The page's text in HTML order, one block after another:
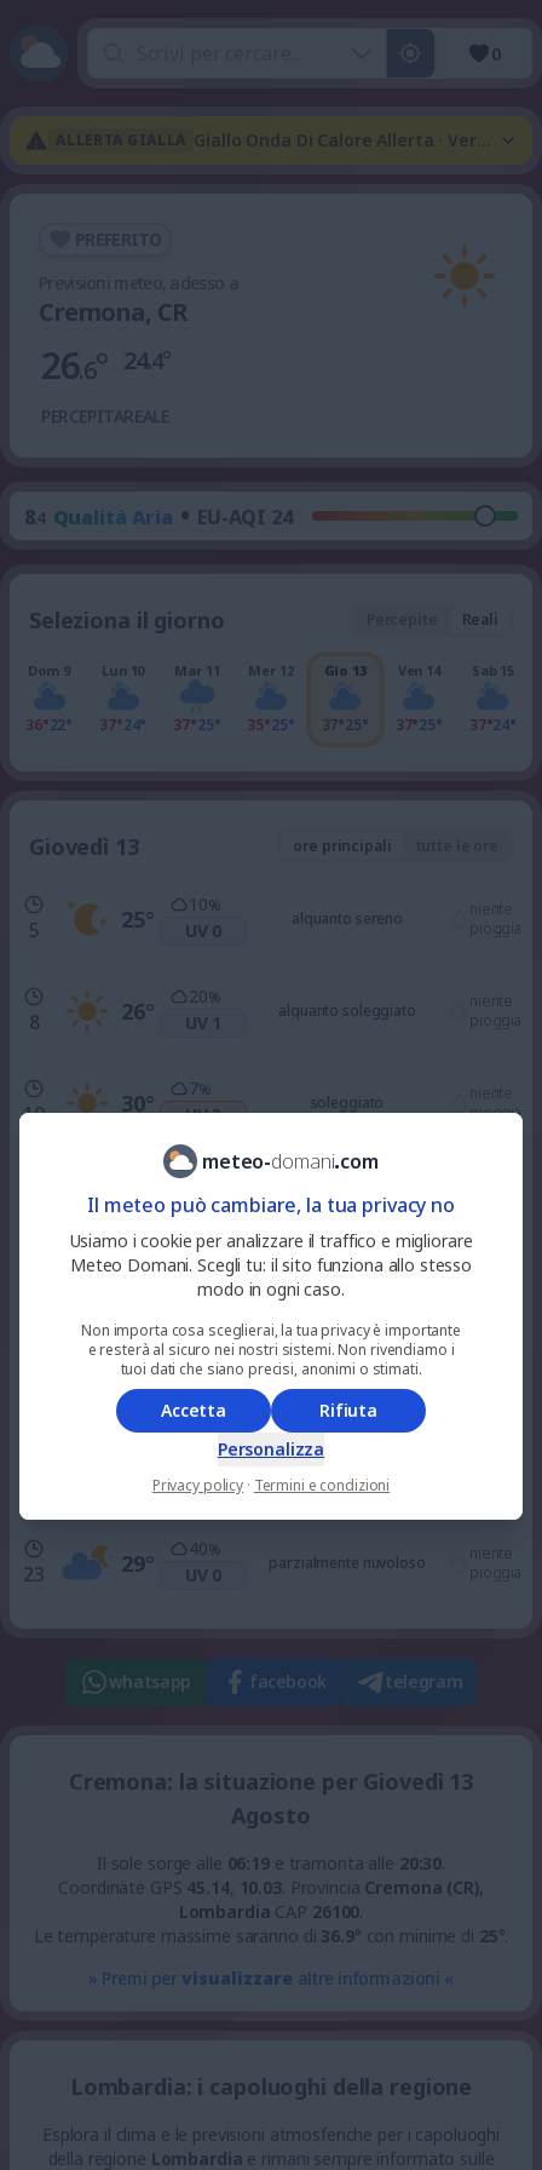
0
Giallo Onda Di Calore Allerta · Verde
Cremona, CR
26.6°
PERCEPITA
24.4°
REALE
8.4 Qualità Aria • EU-AQI 24
Seleziona il giorno Reali
Dom 9
36°22°
Lun 10
37°24°
Mar 11
37°25°
Mer 12
35°25°
Gio 13
37°25°
Ven 14
37°25°
Sab 15
37°24°
Giovedì 13 ore principali
5 25°
10%
UV 0
alquanto sereno
niente
pioggia
8 26°
20%
UV 1
alquanto soleggiato
niente
pioggia
10 30°
7%
UV 3
soleggiato
niente
pioggia
34°
0
UV 6
soleggiato
33%
UV 6
nuvoloso
niente
36°
67 %
UV 3
soleggiato
%
UV 0
23 29°
40%
UV 0
parzialmente nuvoloso
niente
pioggia
whatsapp facebook telegram
Cremona: la situazione per Giovedì 13
Agosto
Il sole sorge alle 06:19e tramonta alle 20:30.
Coordinate GPS 45.14, 10.03. Provincia Cremona (CR),
Lombardia CAP 26100.
Le temperature massime saranno di 36.9° con minime di 25°.
» Premi pervisualizzare altre informazioni «
Lombardia: i capoluoghi della regione
Esplora il clima e le previsioni atmosferiche per i capoluoghi
della regione Lombardia e rimani sempre informato sulle
meteo-domani.com
Il meteo può cambiare, la tua privacy no
Usiamo i cookie per analizzare il traffico e migliorare
Meteo Domani. Scegli tu: il sito funziona allo stesso
modo in ogni caso.
Non importa cosa sceglierai, la tua privacy è importante
e resterà al sicuro nei nostri sistemi. Non rivendiamo i
tuoi dati che siano precisi, anonimi o stimati.
Accetta
Rifiuta
Personalizza
Privacy policy · Termini e condizioni